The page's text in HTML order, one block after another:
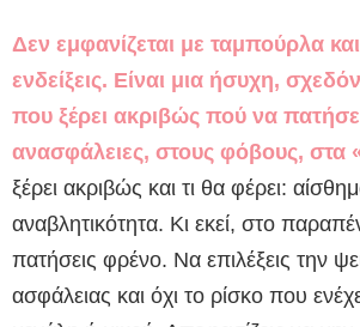
Δεν εμφανίζεται με ταμπούρλα
ενδείξεις. Είναι μια ήσυχη,
που ξέρει ακριβώς πού να
ανασφάλειες, στους φόβους, στα
ξέρει ακριβώς και τι θα φέρει:
αναβλητικότητα. Κι εκεί, στο
πατήσεις φρένο. Να επιλέξεις την
ασφάλειας και όχι το ρίσκο που